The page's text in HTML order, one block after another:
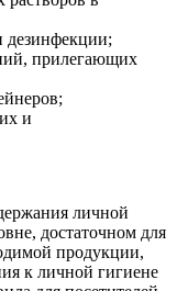
дезинфекции;
прилегающих
и
личной
достаточном для
продукции,
к личной гигиене